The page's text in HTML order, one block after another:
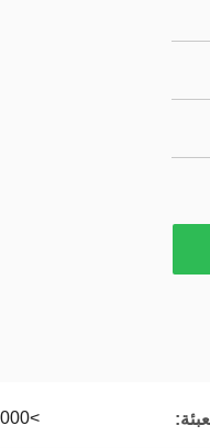
>260,000 قطعة/م3